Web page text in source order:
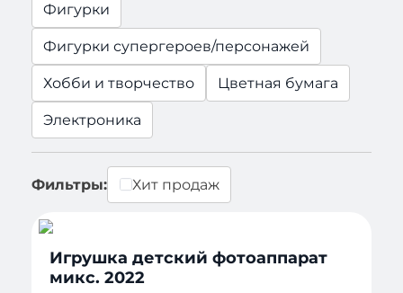
Фигурки
Фигурки супергероев/персонажей
Хобби и творчество Цветная бумага
Электроника
Фильтры: Хит продаж
Игрушка детский фотоаппарат
микс. 2022